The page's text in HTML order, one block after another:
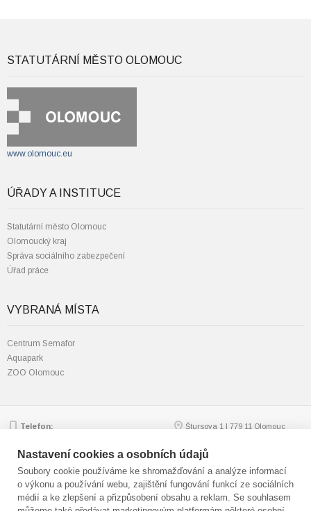
STATUTÁRNÍ MĚSTO OLOMOUC
www.olomouc.eu
ÚŘADY A INSTITUCE
Statutární město Olomouc
Olomoucký kraj
Správa sociálního zabezpečení
Úřad práce
VYBRANÁ MÍSTA
Centrum Semafor
Aquapark
ZOO Olomouc
Telefon:
Email:
mmol.osv@olomouc.eu
Štursova 1 | 779 11 Olomouc
© statutární město Olomouc
Nastavení cookies a osobních údajů
Soubory cookie používáme ke shromažďování a analýze informací
o výkonu a používání webu, zajištění fungování funkcí ze sociálních
médií a ke zlepšení a přizpůsobení obsahu a reklam. Se souhlasem